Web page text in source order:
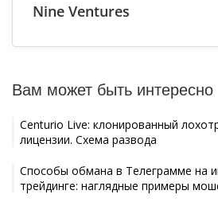
Nine Ventures
Вам может быть интересно
Centurio Live: клонированный
лицензии. Схема развода
Способы обмана в Телеграмме на
трейдинге: наглядные примеры